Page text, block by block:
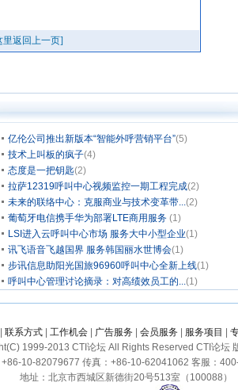
亿伦公司推出新版本“智能外呼营销平台”(5)
技术上叫板的疯子(4)
态度是一把钥匙(2)
拉萨12319呼叫中心视频监控一期工程完成(2)
未来的联络中心：克服商业与技术变革带...(2)
葡萄牙电信携手华为部署LTE商用服务 (1)
LSI进入云呼叫中心市场 服务大中小型企业(1)
讯飞语音飞越国界 服务韩国丽水世博会(1)
步讯信息助阳光国旅96960呼叫中心全新上线(1)
呼叫中心管理讨论摘录：对高绩效员工的...(1)
联系方式 工作机会 广告服务 会员服务 服务项目
1999-2013 CTI论坛 All Rights Reserved CTI论坛
10-82079677 传真：+86-10-62041062 客服：
地址：北京市西城区新德街20号513室（100088）